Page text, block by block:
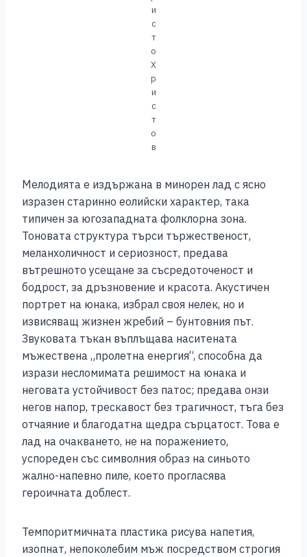
и
с
т
о
Х
р
и
с
т
о
в
Мелодията е издържана в минорен лад с ясно
изразен старинно еолийски характер, така
типичен за югозападната фолклорна зона.
Тоновата структура търси тържественост,
меланхоличност и сериозност, предава
вътрешното усещане за съсредоточеност и
бодрост, за дръзновение и красота. Акустичен
портрет на юнака, избрал своя нелек, но и
извисяващ жизнен жребий – бунтовния път.
Звуковата тъкан въплъщава наситената
мъжествена „пролетна енергия“, способна да
изрази несломимата решимост на юнака и
неговата устойчивост без патос; предава онзи
негов напор, трескавост без трагичност, тъга без
отчаяние и благодатна щедра сърцатост. Това е
лад на очакването, не на поражението,
успореден със символния образ на синьото
жално-напевно пиле, което прогласява
героичната доблест.
Темпоритмичната пластика рисува напетия,
изопнат, непоколебим мъж посредством строгия